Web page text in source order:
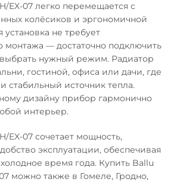
EX-07 легко перемещается с
колёсиков и эргономичной
установка не требует
монтажа — достаточно подключить
нужный режим. Радиатор
гостиной, офиса или дачи, где
стабильный источник тепла.
дизайну прибор гармонично
интерьер.
EX-07 сочетает мощность,
эксплуатации, обеспечивая
время года. Купить Ballu
можно также в Гомеле, Гродно,